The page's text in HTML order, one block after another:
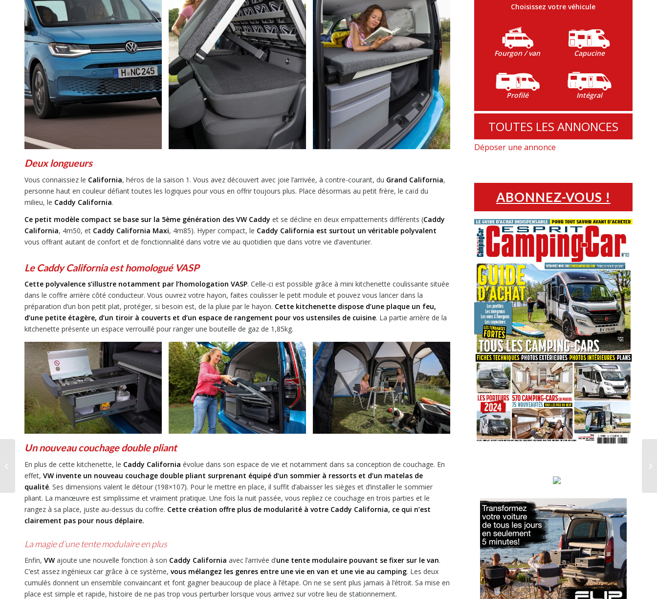
Deux longueurs
Vous connaissiez le California, héros de la saison 1. Vous avez découvert avec joie l’arrivée, à contre-courant, du Grand California,
personne haut en couleur défiant toutes les logiques pour vous en offrir toujours plus. Place désormais au petit frère, le caïd du
milieu, le Caddy California.
Ce petit modèle compact se base sur la 5ème génération des VW Caddy et se décline en deux empattements différents (Caddy
California, 4m50, et Caddy California Maxi, 4m85). Hyper compact, le Caddy California est surtout un véritable polyvalent
vous offrant autant de confort et de fonctionnalité dans votre vie au quotidien que dans votre vie d’aventurier.
Le Caddy California est homologué VASP
Cette polyvalence s’illustre notamment par l’homologation VASP. Celle-ci est possible grâce à mini kitchenette coulissante située
dans le coffre arrière côté conducteur. Vous ouvrez votre hayon, faites coulisser le petit module et pouvez vous lancer dans la
préparation d’un bon petit plat, protéger, si besoin est, de la pluie par le hayon. Cette kitchenette dispose d’une plaque un feu,
d’une petite étagère, d’un tiroir à couverts et d’un espace de rangement pour vos ustensiles de cuisine. La partie arrière de la
kitchenette présente un espace verrouillé pour ranger une bouteille de gaz de 1,85kg.
Un nouveau couchage double pliant
En plus de cette kitchenette, le Caddy California évolue dans son espace de vie et notamment dans sa conception de couchage. En
effet, VW invente un nouveau couchage double pliant surprenant équipé d’un sommier à ressorts et d’un matelas de
qualité. Ses dimensions valent le détour (198×107). Pour le mettre en place, il suffit d’abaisser les sièges et d’installer le sommier
pliant. La manœuvre est simplissime et vraiment pratique. Une fois la nuit passée, vous repliez ce couchage en trois parties et le
rangez à sa place, juste au-dessus du coffre. Cette création offre plus de modularité à votre Caddy California, ce qui n’est
clairement pas pour nous déplaire.
La magie d’une tente modulaire en plus
Enfin, VW ajoute une nouvelle fonction à son Caddy California avec l’arrivée d’une tente modulaire pouvant se fixer sur le van.
C’est assez ingénieux car grâce à ce système, vous mélangez les genres entre une vie en van et une vie au camping. Les deux
cumulés donnent un ensemble convaincant et font gagner beaucoup de place à l’étape. On ne se sent plus jamais à l’étroit. Sa mise en
place est simple et rapide, histoire de ne pas trop vous perturber lorsque vous arrivez sur votre lieu de stationnement.
Choisissez votre véhicule
Fourgon / van Capucine
Profilé Intégral
TOUTES LES ANNONCES
Déposer une annonce
ABONNEZ-VOUS !
Navigtruck 7 » spécial
camping-car